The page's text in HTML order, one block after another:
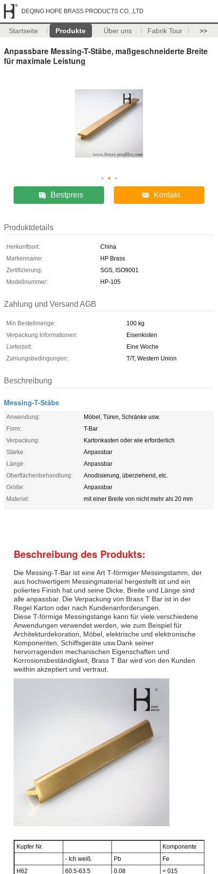
DEQING HOPE BRASS PRODUCTS CO. ,LTD
Startseite Produkte Über uns Fabrik Tour >>
Anpassbare Messing-T-Stäbe, maßgeschneiderte Breite
für maximale Leistung
Bestpreis Kontakt
Produktdetails
Herkunftsort:
China
Markenname:
HP Brass
Zertifizierung:
SGS, ISO9001
Modellnummer:
HP-105
Zahlung und Versand AGB
Min Bestellmenge:
100 kg
Verpackung Informationen:
Eisenkisten
Lieferzeit:
Eine Woche
Zahlungsbedingungen:
T/T, Western Union
Beschreibung
Messing-T-Stäbe
Anwendung:
Möbel, Türen, Schränke usw.
Form:
T-Bar
Verpackung:
Kartonkasten oder wie erforderlich
Stärke:
Anpassbar
Länge:
Anpassbar
Oberflächenbehandlung:
Anodisierung, überziehend, etc.
Größe:
Anpassbar
Material:
mit einer Breite von nicht mehr als 20 mm
Beschreibung des Produkts:
Die Messing-T-Bar ist eine Art T-förmiger Messingstamm, der
aus hochwertigem Messingmaterial hergestellt ist und ein
poliertes Finish hat.und seine Dicke, Breite und Länge sind
alle anpassbar. Die Verpackung von Brass T Bar ist in der
Regel Karton oder nach Kundenanforderungen.
Diese T-förmige Messingstange kann für viele verschiedene
Anwendungen verwendet werden, wie zum Beispiel für
Architekturdekoration, Möbel, elektrische und elektronische
Komponenten, Schiffsgeräte usw.Dank seiner
hervorragenden mechanischen Eigenschaften und
Korrosionsbeständigkeit, Brass T Bar wird von den Kunden
weithin akzeptiert und vertraut.
Kupfer Nr.
Komponente
- Ich weiß.
Pb Fe
H62
60.5-63.5 0.08 < 015